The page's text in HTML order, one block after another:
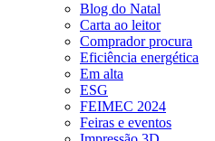
Blog do Natal
Carta ao leitor
Comprador procura
Eficiência energética
Em alta
ESG
FEIMEC 2024
Feiras e eventos